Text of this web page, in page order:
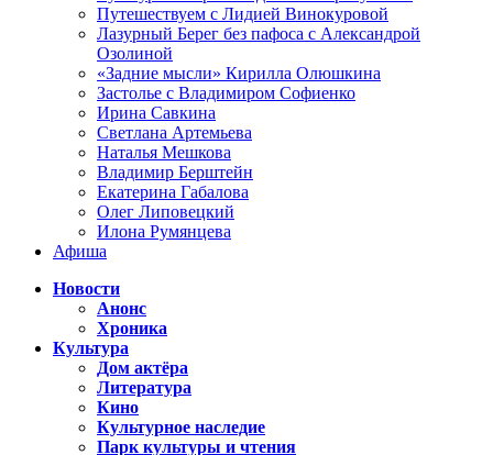
Путешествуем с Лидией Винокуровой
Лазурный Берег без пафоса с Александрой
Озолиной
«Задние мысли» Кирилла Олюшкина
Застолье с Владимиром Софиенко
Ирина Савкина
Светлана Артемьева
Наталья Мешкова
Владимир Берштейн
Екатерина Габалова
Олег Липовецкий
Илона Румянцева
Афиша
Новости
Анонс
Хроника
Культура
Дом актёра
Литература
Кино
Культурное наследие
Парк культуры и чтения